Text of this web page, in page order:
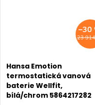
23
–30
Hansa Emotion
termostatická vanová
baterie Wellfit,
bílá/chrom 5864217282